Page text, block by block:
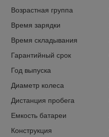
Возрастная группа
Время зарядки
Время складывания
Гарантийный срок
Год выпуска
Диаметр колеса
Дистанция пробега
Емкость батареи
Конструкция